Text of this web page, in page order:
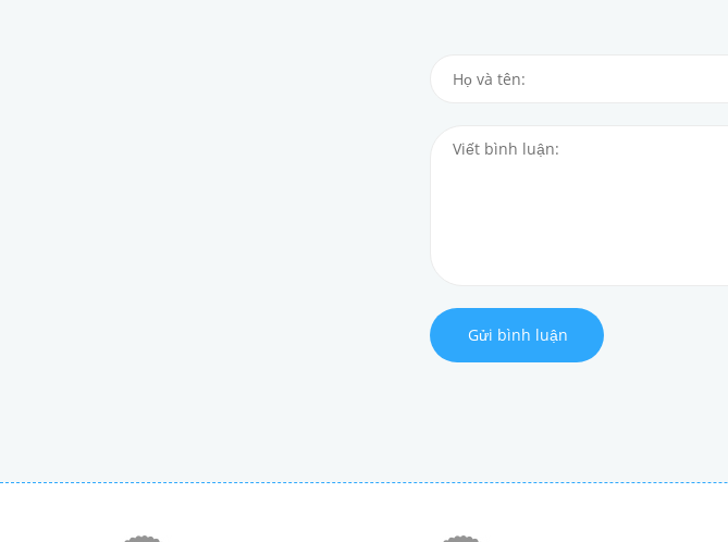
Gửi bình luận